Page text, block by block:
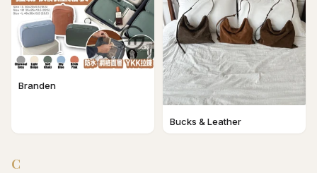
Branden
Bucks & Leather
C